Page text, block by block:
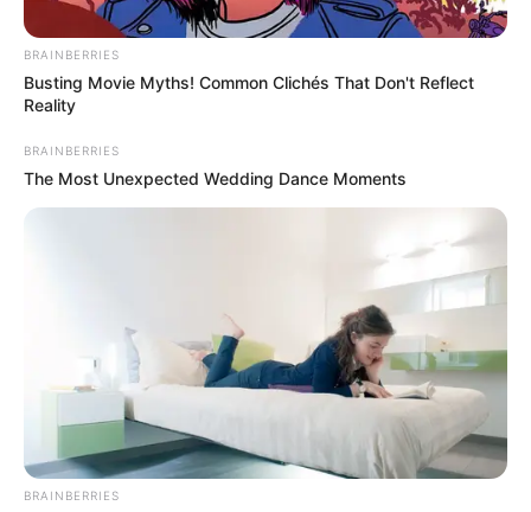
BRAINBERRIES
Busting Movie Myths! Common Clichés That Don't Reflect
Reality
BRAINBERRIES
The Most Unexpected Wedding Dance Moments
BRAINBERRIES